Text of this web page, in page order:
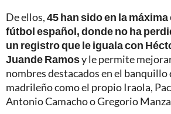
De ellos,45 han sido en la
fútbol español, donde no ha
un registro que le iguala con
Juande Ramosy le permite
nombres destacados en el
madrileño como el propio Iraola,
Antonio Camacho o Gregorio